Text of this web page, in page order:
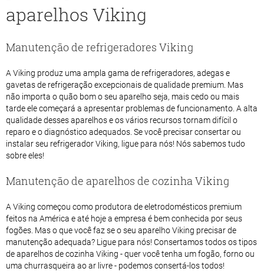
aparelhos Viking
Manutenção de refrigeradores Viking
A Viking produz uma ampla gama de refrigeradores, adegas e
gavetas de refrigeração excepcionais de qualidade premium. Mas
não importa o quão bom o seu aparelho seja, mais cedo ou mais
tarde ele começará a apresentar problemas de funcionamento. A alta
qualidade desses aparelhos e os vários recursos tornam difícil o
reparo e o diagnóstico adequados. Se você precisar consertar ou
instalar seu refrigerador Viking, ligue para nós! Nós sabemos tudo
sobre eles!
Manutenção de aparelhos de cozinha Viking
A Viking começou como produtora de eletrodomésticos premium
feitos na América e até hoje a empresa é bem conhecida por seus
fogões. Mas o que você faz se o seu aparelho Viking precisar de
manutenção adequada? Ligue para nós! Consertamos todos os tipos
de aparelhos de cozinha Viking - quer você tenha um fogão, forno ou
uma churrasqueira ao ar livre - podemos consertá-los todos!